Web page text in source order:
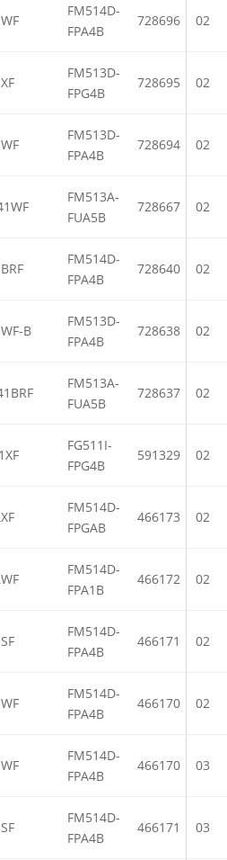
FM514D-
FPA4B
728696 02
FM513D-
FPG4B
728695 02
FM513D-
FPA4B
728694 02
FM513A-
FUA5B
728667 02
FM514D-
FPA4B
728640 02
B
FM513D-
FPA4B
728638 02
FM513A-
FUA5B
728637 02
FG511I-
FPG4B
591329 02
FM514D-
FPGAB
466173 02
FM514D-
FPA1B
466172 02
FM514D-
FPA4B
466171 02
FM514D-
FPA4B
466170 02
FM514D-
FPA4B
466170 03
FM514D-
FPA4B
466171 03